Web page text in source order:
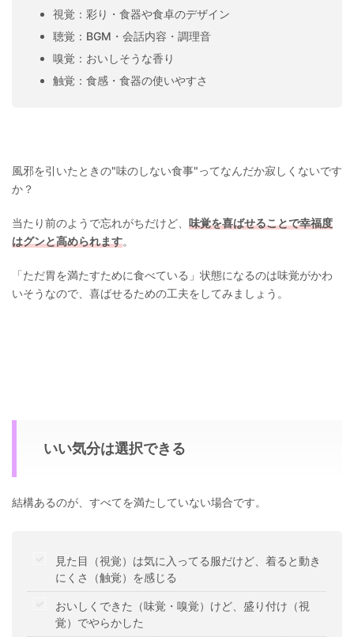
視覚：彩り・食器や食卓のデザイン
聴覚：BGM・会話内容・調理音
嗅覚：おいしそうな香り
触覚：食感・食器の使いやすさ
風邪を引いたときの"味のしない食事"ってなんだか寂しくないです
か？
当たり前のようで忘れがちだけど、 味覚を喜ばせることで幸福度
はグンと高められます。
「ただ胃を満たすために食べている」状態になるのは味覚がかわ
いそうなので、 喜ばせるための工夫をしてみましょう。
いい気分は選択できる
結構あるのが、すべてを満たしていない場合です。
見た目（視覚）は気に入ってる服だけど、着ると動き
にくさ（触覚）を感じる
おいしくできた（味覚・嗅覚）けど、盛り付け（視
覚）でやらかした